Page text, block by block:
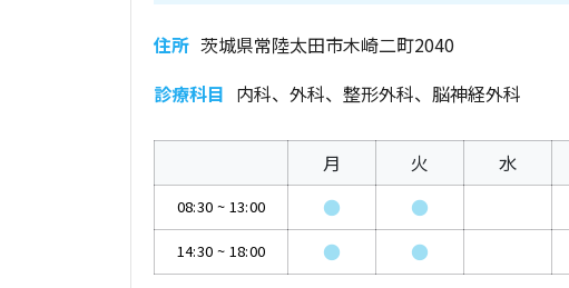
住所 茨城県常陸太田市木崎二町2040
診療科目 内科、外科、整形外科、脳神経外科
月 火 水
08:30 ~ 13:00 ● ●
14:30 ~ 18:00 ● ●